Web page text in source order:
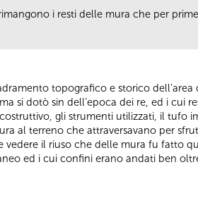
i resti delle mura che per
topografico e storico
si dotò sin dell’epoca dei re, ed i cui
gli strumenti utilizzati, il tufo
al terreno che attraversavano per
vedere il riuso che delle mura fu
ed i cui confini erano andati ben